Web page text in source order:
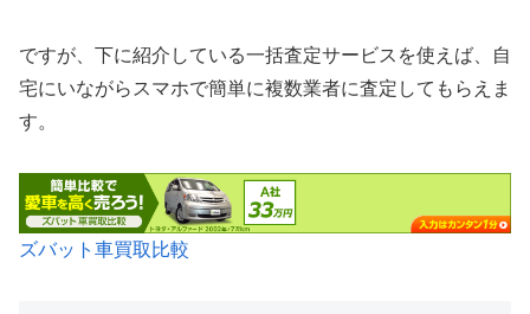
ですが、下に紹介している一括査定サービスを使えば、自
宅にいながらスマホで簡単に複数業者に査定してもらえま
す。
ズバット車買取比較